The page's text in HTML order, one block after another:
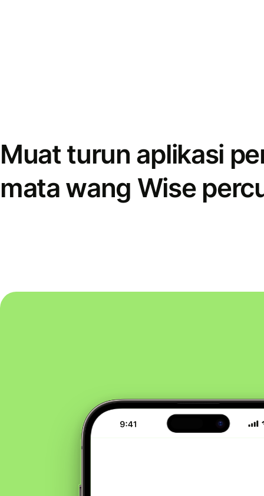
Muat turun aplikasi
mata wang Wise